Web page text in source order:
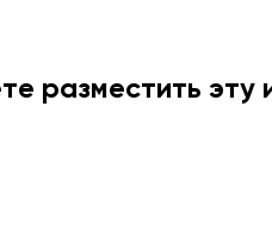
разместить